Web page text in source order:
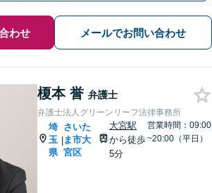
わせ メールでお問い合わせ
榎本 誉 弁護士
弁護士法人グリーンリーフ法律事務所
埼
玉
県
|
さいた
ま市大
宮区
大宮駅
から徒歩
5分
営業時間：09:00
~20:00（平日）